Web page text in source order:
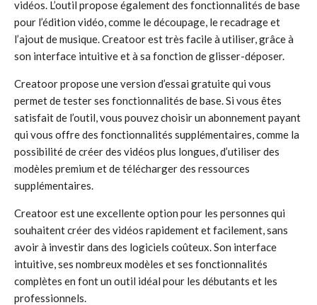
vidéos. L’outil propose également des fonctionnalités de base
pour l’édition vidéo, comme le découpage, le recadrage et
l’ajout de musique. Creatoor est très facile à utiliser, grâce à
son interface intuitive et à sa fonction de glisser-déposer.
Creatoor propose une version d’essai gratuite qui vous
permet de tester ses fonctionnalités de base. Si vous êtes
satisfait de l’outil, vous pouvez choisir un abonnement payant
qui vous offre des fonctionnalités supplémentaires, comme la
possibilité de créer des vidéos plus longues, d’utiliser des
modèles premium et de télécharger des ressources
supplémentaires.
Creatoor est une excellente option pour les personnes qui
souhaitent créer des vidéos rapidement et facilement, sans
avoir à investir dans des logiciels coûteux. Son interface
intuitive, ses nombreux modèles et ses fonctionnalités
complètes en font un outil idéal pour les débutants et les
professionnels.